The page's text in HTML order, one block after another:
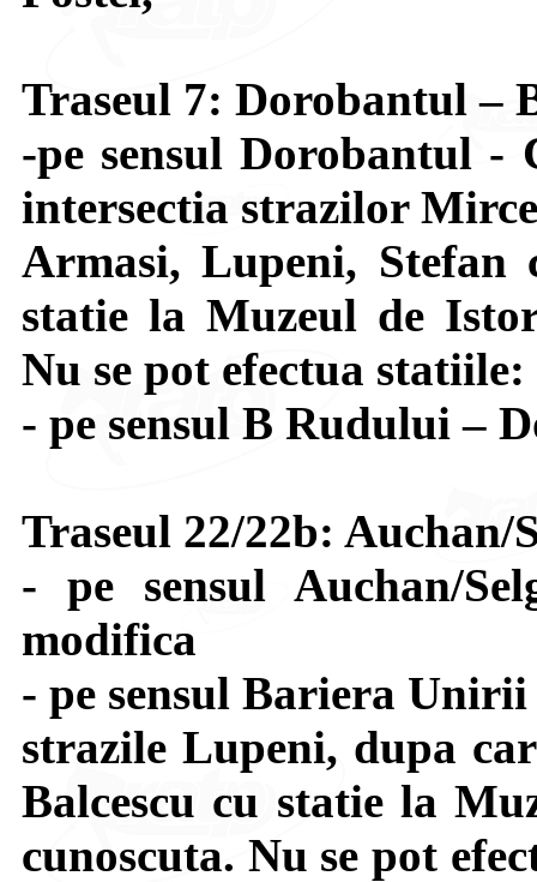
Traseul 7: Dorobantul –
-pe sensul Dorobantul -
intersectia strazilor
Armasi, Lupeni, Stefan
statie la Muzeul de
Nu se pot efectua
- pe sensul B Rudului –
Traseul 22/22b:
- pe sensul Auchan/
modifica
- pe sensul Bariera
strazile Lupeni, dupa
Balcescu cu statie la
cunoscuta. Nu se pot